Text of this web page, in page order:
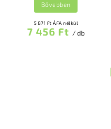
5 871 Ft ÁFA nélkül
7 456 Ft / db
Bővebben